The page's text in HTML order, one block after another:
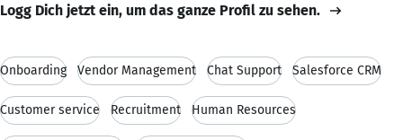
Logg Dich jetzt ein, um das ganze Profil zu sehen.
Onboarding Vendor Management Chat Support Salesforce CRM
Customer service Recruitment Human Resources